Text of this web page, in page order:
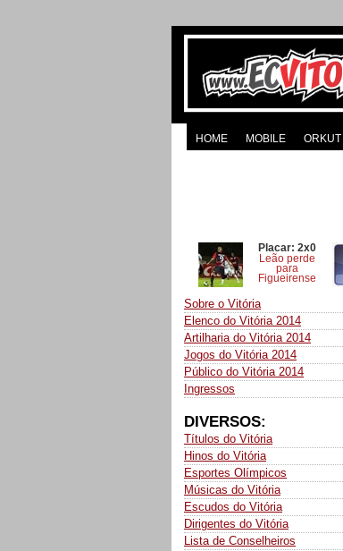
HOME MOBILE ORKUT
Placar: 2x0
Leão perde
para
Figueirense
Sobre o Vitória
Elenco do Vitória 2014
Artilharia do Vitória 2014
Jogos do Vitória 2014
Público do Vitória 2014
Ingressos
DIVERSOS:
Títulos do Vitória
Hinos do Vitória
Esportes Olímpicos
Músicas do Vitória
Escudos do Vitória
Dirigentes do Vitória
Lista de Conselheiros